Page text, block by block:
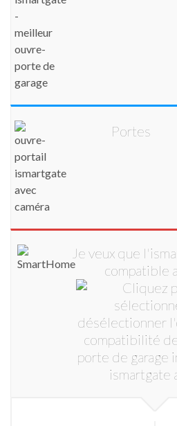
Portes
Je veux que
compatible